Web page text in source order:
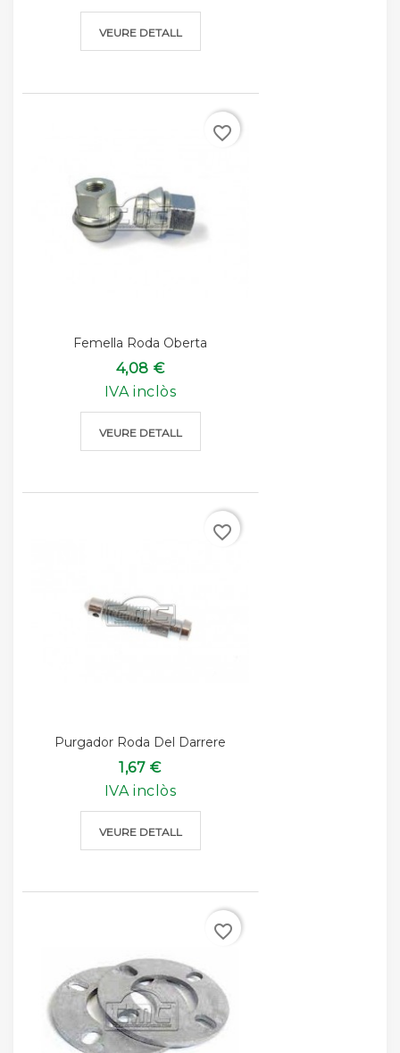
VEURE DETALL
Femella Roda Oberta
4,08 €
IVA inclòs
VEURE DETALL
favorite_border
Purgador Roda Del Darrere
1,67 €
IVA inclòs
VEURE DETALL
favorite_border
favorite_border